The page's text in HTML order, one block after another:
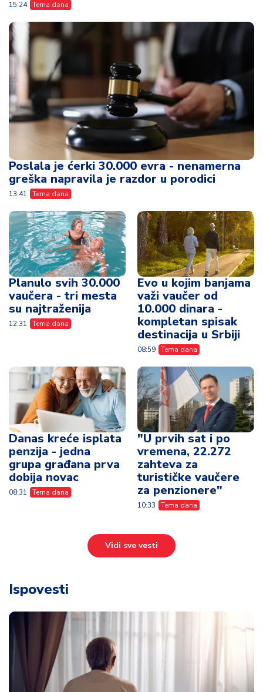
15:24 Tema dana
Poslala je ćerki 30.000 evra - nenamerna
greška napravila je razdor u porodici
13:41 Tema dana
Planulo svih 30.000
vaučera - tri mesta
su najtraženija
12:31 Tema dana
Evo u kojim banjama
važi vaučer od
10.000 dinara -
kompletan spisak
destinacija u Srbiji
08:59 Tema dana
Danas kreće isplata
penzija - jedna
grupa građana prva
dobija novac
08:31 Tema dana
"U prvih sat i po
vremena, 22.272
zahteva za
turističke vaučere
za penzionere"
10:33 Tema dana
Vidi sve vesti
Ispovesti